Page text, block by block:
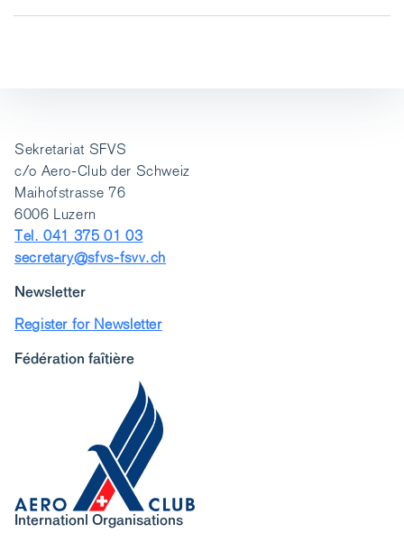
Sekretariat SFVS
c/o Aero-Club der Schweiz
Maihofstrasse 76
6006 Luzern
Tel. 041 375 01 03
secretary@sfvs-fsvv.ch
Newsletter
Register for Newsletter
Fédération faîtière
Internationl Organisations